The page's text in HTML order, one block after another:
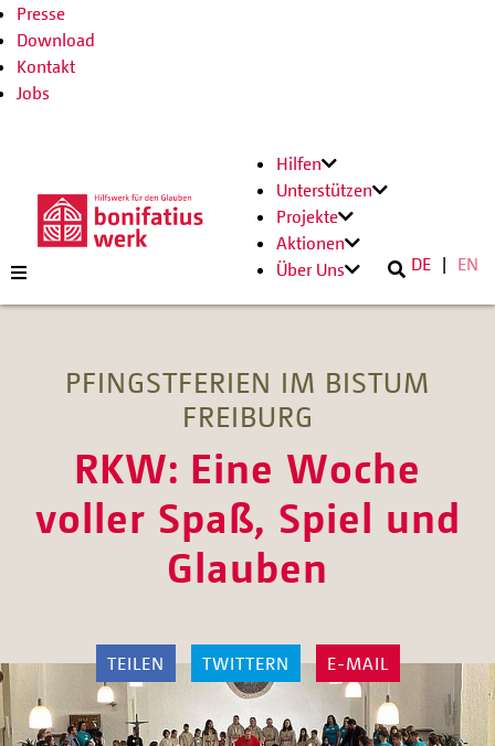
Presse
Download
Kontakt
Jobs
Hilfen
Unterstützen
Projekte
Aktionen
Über Uns
DE EN
PFINGSTFERIEN IM BISTUM
FREIBURG
RKW: Eine Woche
voller Spaß, Spiel und
Glauben
TEILEN TWITTERN E-MAIL